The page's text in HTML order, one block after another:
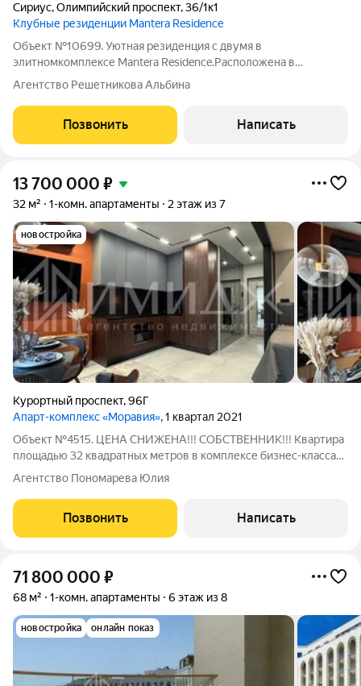
Сириус,Олимпийский проспект,36/1к1
Клубные резиденции Mantera Residence
Объект №10699. Уютная резиденция с двумя в
элитномкомплексе Mantera Residence.Расположена в
престижном районе на территории комплекса Mantera
подойдет для тех, кто ценит комфорт, стиль и
Агентство Решетникова Альбина
Позвонить Написать
13 700 000 ₽
32 м² 1-комн. апартаменты 2 этаж из 7
новостройка
Курортный проспект,96Г
Апарт-комплекс «Моравия», 1 квартал 2021
Объект №4515. ЦЕНА СНИЖЕНА!!! СОБСТВЕННИК!!! Квартира
площадью 32 квадратных метров в комплексе бизнес-класса
представляет собой стильное пространство с дорогим
дизайнерским ремонтом. Интерьер выполнен в темных тонах,
что создает уютную и спокойную
Агентство Пономарева Юлия
Позвонить Написать
71 800 000 ₽
68 м² 1-комн. апартаменты 6 этаж из 8
новостройка онлайн показ